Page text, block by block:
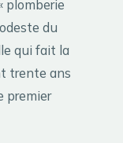
plomberie
du
qui fait la
trente ans
premier